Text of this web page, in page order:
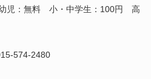
児：無料 小・中学生：100円 高
574-2480